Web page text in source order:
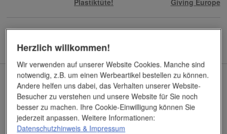
Aktueller Katalog
Herzlich willkommen!
Wir verwenden auf unserer Website Cookies. Manche sind
notwendig, z.B. um einen Werbeartikel bestellen zu können.
Andere helfen uns dabei, das Verhalten unserer Website-
Besucher zu verstehen und unsere Website für Sie noch
besser zu machen. Ihre Cookie-Einwilligung können Sie
jederzeit anpassen. Weitere Informationen:
Datenschutzhinweis & Impressum